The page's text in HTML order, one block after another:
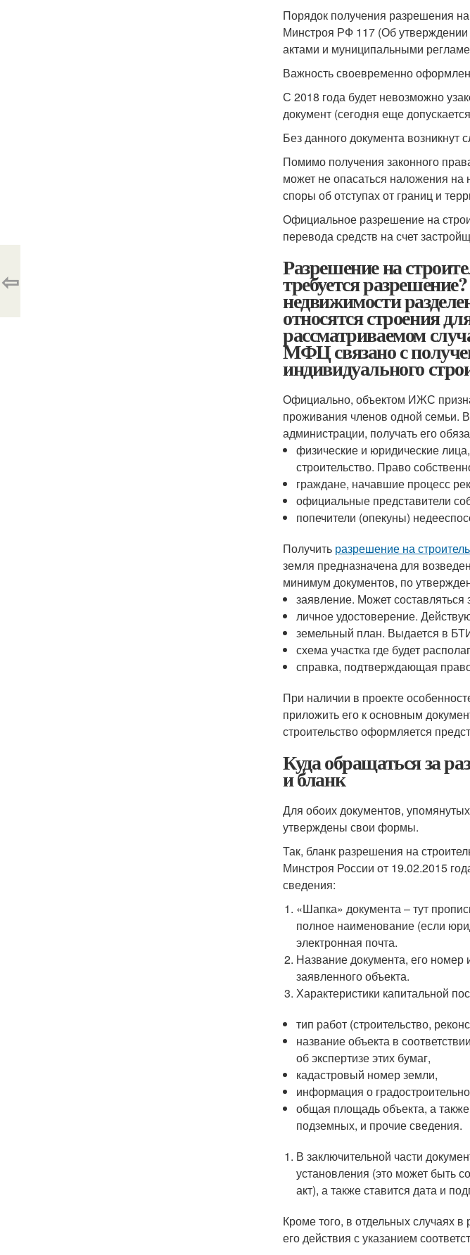
Порядок получения разрешения
Минстроя РФ 117 (Об
актами и муниципальными
Важность своевременно
С 2018 года будет невозможно
документ (сегодня еще
Без данного документа
Помимо получения законного
может не опасаться наложения на
споры об отступах от границ и
Официальное разрешение на
перевода средств на счет
Разрешение на
требуется
недвижимости
относятся строения
рассматриваемом
МФЦ связано с
индивидуального
Официально, объектом ИЖС
проживания членов одной семьи.
администрации, получать его
физические и юридические
строительство. Право
граждане, начавшие процесс
официальные представители
попечители (опекуны)
Получить разрешение на
земля предназначена для
минимум документов, по
заявление. Может
личное удостоверение.
земельный план. Выдается в
схема участка где будет
справка, подтверждающая
При наличии в проекте
приложить его к основным
строительство оформляется
Куда обращаться за
и бланк
Для обоих документов,
утверждены свои формы.
Так, бланк разрешения на
Минстроя России от 19.02.2015
сведения:
«Шапка» документа – тут
полное наименование (если
электронная почта.
Название документа, его номер
заявленного объекта.
Характеристики капитальной
тип работ (строительство,
название объекта в
об экспертизе этих бумаг,
кадастровый номер земли,
информация о
общая площадь объекта, а
подземных, и прочие сведения.
В заключительной части
установления (это может быть
акт), а также ставится дата и
Кроме того, в отдельных случаях
его действия с указанием
⇦